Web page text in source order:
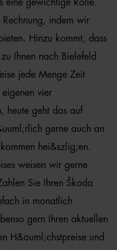
eine gewichtige Rolle.
indem wir
Hinzu kommt, dass
Ihnen nach Bielefeld
jede Menge Zeit
vier
heute geht das auf
gerne auch an
hei&szlig;en.
weisen wir gerne
Sie Ihren Škoda
in monatlich
gern Ihren aktuellen
H&ouml;chstpreise und